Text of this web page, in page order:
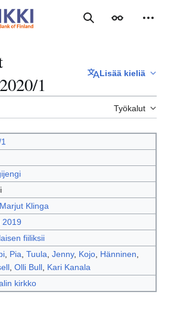
Haku Ulkoasu
1
Lisää kieliä
Työkalut
Klinga
2019
fiiliksii
, Pia Tuula Jenny, Kojo, Hänninen
, Olli Bull, Kari Kanala
kirkko